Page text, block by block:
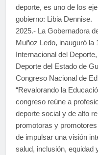
deporte, es uno de los
gobierno: Libia Dennise.
2025.- La Gobernadora
Muñoz Ledo, inauguró la
Internacional del
Deporte del Estado de
Congreso Nacional de
“Revalorando la
congreso reúne a
deporte social y de alto
promotoras y
de impulsar una visión
salud, inclusión,